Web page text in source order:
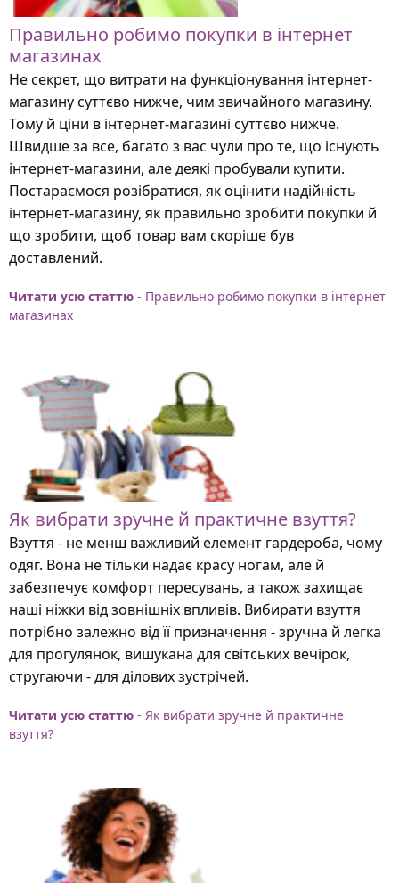
Правильно робимо покупки в інтернет
магазинах
Не секрет, що витрати на функціонування інтернет-
магазину суттєво нижче, чим звичайного магазину.
Тому й ціни в інтернет-магазині суттєво нижче.
Швидше за все, багато з вас чули про те, що існують
інтернет-магазини, але деякі пробували купити.
Постараємося розібратися, як оцінити надійність
інтернет-магазину, як правильно зробити покупки й
що зробити, щоб товар вам скоріше був
доставлений.
Читати усю статтю - Правильно робимо покупки в інтернет
магазинах
Як вибрати зручне й практичне взуття?
Взуття - не менш важливий елемент гардероба, чому
одяг. Вона не тільки надає красу ногам, але й
забезпечує комфорт пересувань, а також захищає
наші ніжки від зовнішніх впливів. Вибирати взуття
потрібно залежно від її призначення - зручна й легка
для прогулянок, вишукана для світських вечірок,
стругаючи - для ділових зустрічей.
Читати усю статтю - Як вибрати зручне й практичне
взуття?